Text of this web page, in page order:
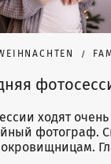
ходят
фотограф.